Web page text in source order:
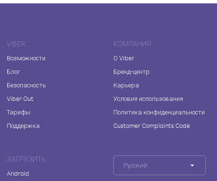
VIBER
Возможности
Блог
Безопасность
Viber Out
Тарифы
Поддержка
КОМПАНИЯ
О Viber
Бренд-центр
Карьера
Условия использования
Политика конфиденциальности
Customer Complaints Code
ЗАГРУЗИТЬ
Android
Русский